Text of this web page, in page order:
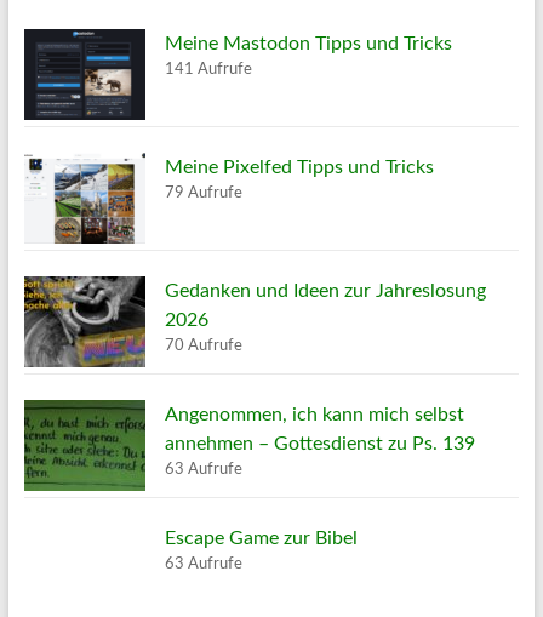
Meine Mastodon Tipps und Tricks
141 Aufrufe
Meine Pixelfed Tipps und Tricks
79 Aufrufe
Gedanken und Ideen zur Jahreslosung
2026
70 Aufrufe
Angenommen, ich kann mich selbst
annehmen – Gottesdienst zu Ps. 139
63 Aufrufe
Escape Game zur Bibel
63 Aufrufe